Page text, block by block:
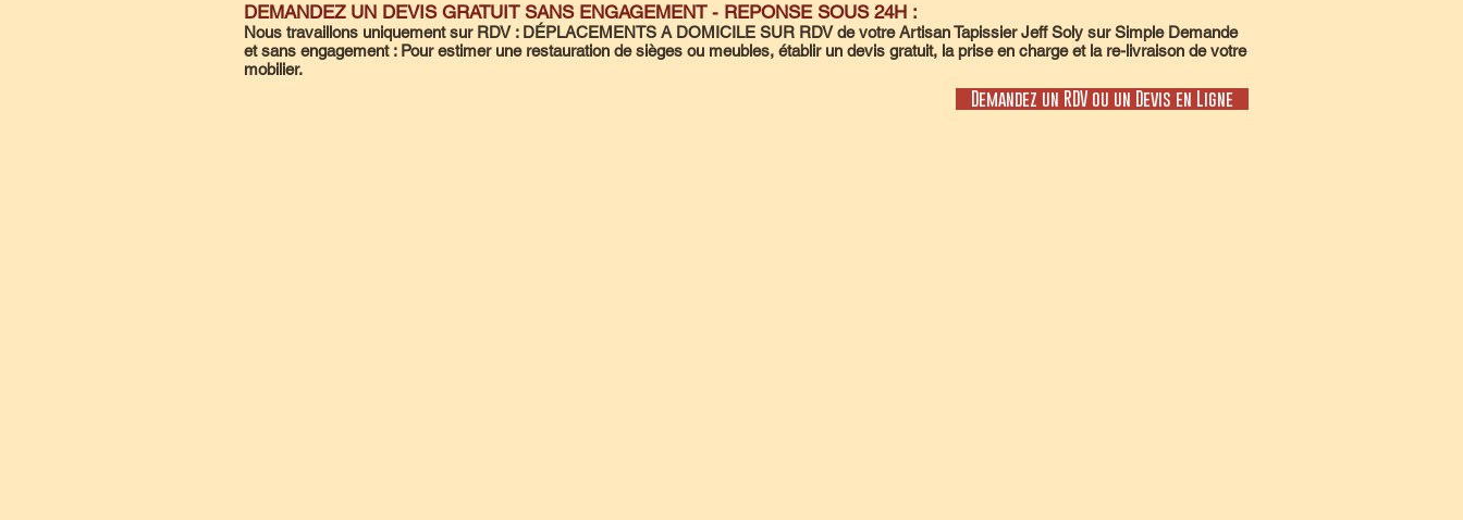
DEMANDEZ UN DEVIS GRATUIT SANS ENGAGEMENT - REPONSE SOUS 24H :
Nous travaillons uniquement sur RDV : DÉPLACEMENTS A DOMICILE SUR RDV de votre Artisan Tapissier Jeff Soly sur Simple Demande
et sans engagement : Pour estimer une restauration de sièges ou meubles, établir un devis gratuit, la prise en charge et la re-livraison de votre
mobilier.
Demandez un RDV ou un Devis en Ligne